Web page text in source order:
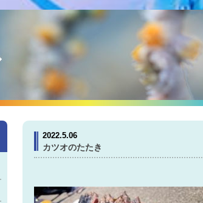
2022.5.06
カツオのたたき